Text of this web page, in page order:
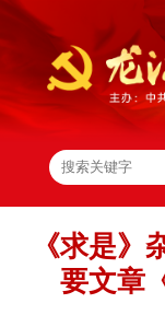
《求是》
要文章